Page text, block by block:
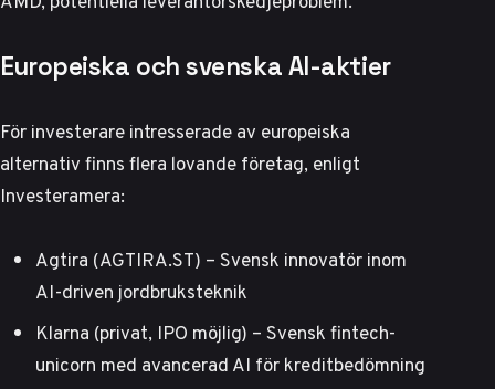
Europeiska och svenska AI-aktier
För investerare intresserade av europeiska
alternativ finns flera lovande företag, enligt
Investeramera:
Agtira (AGTIRA.ST) – Svensk innovatör inom
AI-driven jordbruksteknik
Klarna (privat, IPO möjlig) – Svensk fintech-
unicorn med avancerad AI för kreditbedömning